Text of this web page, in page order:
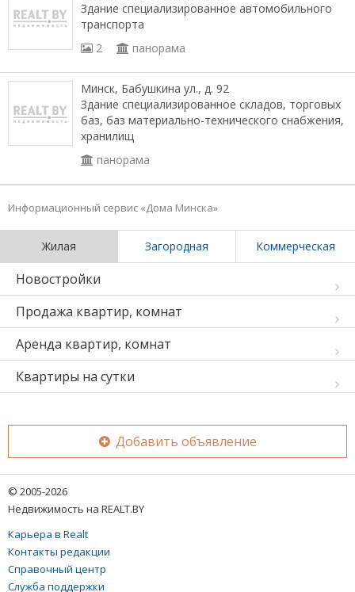
Здание специализированное автомобильного
транспорта
2
панорама
Минск, Бабушкина ул., д. 92
Здание специализированное складов, торговых
баз, баз материально-технического снабжения,
хранилищ
панорама
Информационный сервис «Дома Минска»
Жилая Загородная Коммерческая
Новостройки
Продажа квартир, комнат
Аренда квартир, комнат
Квартиры на сутки
Добавить объявление
© 2005-2026
Недвижимость на REALT.BY
Карьера в Realt
Контакты редакции
Справочный центр
Служба поддержки